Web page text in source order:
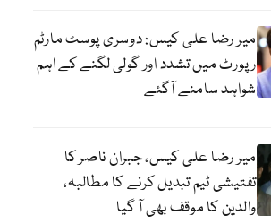
میر رضا علی کیس: دوسری پوسٹ مارٹم
رپورٹ میں تشدد اور گولی لگنے کے اہم
شواہد سامنے آگئے
میر رضا علی کیس، جبران ناصر کا
تفتیشی ٹیم تبدیل کرنے کا مطالبہ،
والدین کا موقف بھی آ گیا